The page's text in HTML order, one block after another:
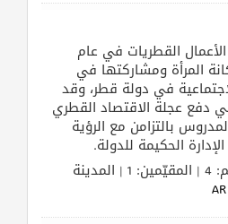
القطريات في عام
المرأة ومشاركتها في
في دولة قطر، وقد
دفع عجلة الاقتصاد القطري
بالتزامن مع الرؤية
الحكيمة للدولة.